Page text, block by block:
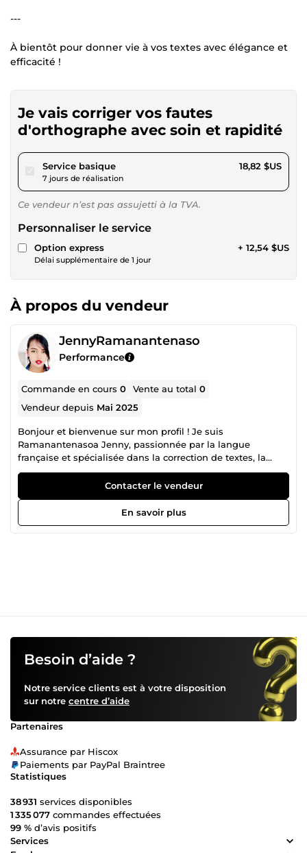
---
À bientôt pour donner vie à vos textes avec élégance et
efficacité !
Je vais corriger vos fautes
d'orthographe avec soin et rapidité
Service basiquepour 17,34 $US
7 jours de réalisation
18,82 $US
Ce vendeur n’est pas assujetti à la TVA.
Personnaliser le service
Option express
Délai supplémentaire de 1 jour
+ 12,54 $US
À propos du vendeur
JennyRamanantenaso
Performance
Commande en cours0 Vente au total0
Vendeur depuis Mai 2025
Bonjour et bienvenue sur mon profil ! Je suis
Ramanantenasoa Jenny, passionnée par la langue
française et spécialisée dans la correction de textes, la
relecture, la saisie de données et la transcription audio. Je
suis rigoureuse, ponctuelle et très impliquée dans chaque
mission. Je veille toujours à livrer un travail propre, clair et
sans fautes. Je suis là pour vous aider à améliorer vos
contenus avec professionnalisme et discrétion. Contactez-
Contacter le vendeur
En savoir plus
Besoin d’aide ?
Notre service clients est à votre disposition
sur notre centre d’aide
Partenaires
Assurance par Hiscox
Paiements par PayPal Braintree
Statistiques
38 931 services disponibles
1 335 077 commandes effectuées
99 % d’avis positifs
Services